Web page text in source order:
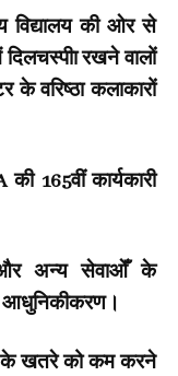
विद्यालय की ओर से
रखने वालों
वरिष्ठा कलाकारों
165वीं कार्यकारी
और अन्य सेवाओँ के
आधुनिकीकरण।
के खतरे को कम करने